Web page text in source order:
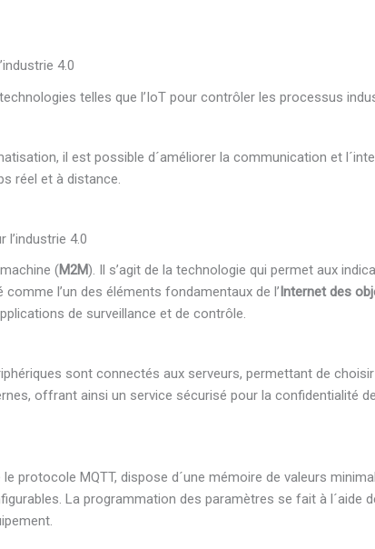
4.0
telles que l’IoT pour contrôler les processus
il est possible d´améliorer la communication et
réel et à distance.
l’industrie 4.0
(M2M). Il s’agit de la technologie qui permet aux
l’un des éléments fondamentaux de l’Internet des
de surveillance et de contrôle.
sont connectés aux serveurs, permettant de
offrant ainsi un service sécurisé pour la confidentialité
protocole MQTT, dispose d´une mémoire de valeurs
La programmation des paramètres se fait à l´aide